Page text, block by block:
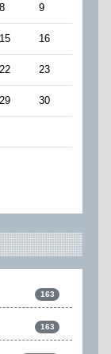
8 9
15 16
22 23
29 30
163
163